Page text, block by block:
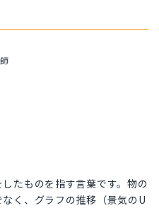
たものを指す言葉です。物の
く、グラフの推移（景気のU